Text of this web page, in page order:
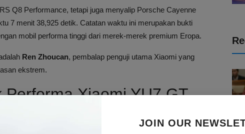
JOIN OUR
Q8 Performance, tetapi juga menyalip Porsche Cayenne
7 menit 38,925 detik. Catatan waktu ini merupakan bukti
mobil performa tinggi dari merek-merek premium Eropa.
Ren Zhoucan, pembalap penguji utama Xiaomi yang
ekstrem.
Xiaomi YU7 GT
belakang menghasilkan 450 kW, serta didukung sistem